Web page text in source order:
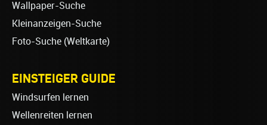
Wallpaper-Suche
Kleinanzeigen-Suche
Foto-Suche (Weltkarte)
EINSTEIGER GUIDE
Windsurfen lernen
Wellenreiten lernen